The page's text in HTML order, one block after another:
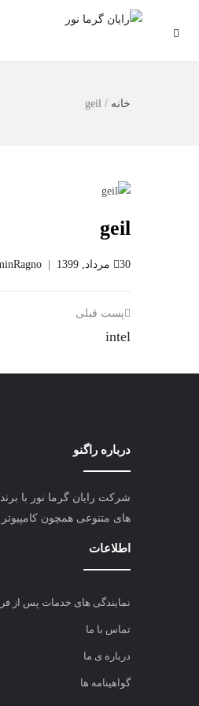
خانه /
geil
geil
30 مرداد, 1399
پست قبلی
intel
درباره راگنو
شرکت رایان گرما نور با
های متنوعی همچون
اطلاعات
نمایندگی های خدمات پس از
تماس با ما
درباره ی ما
گواهینامه ها